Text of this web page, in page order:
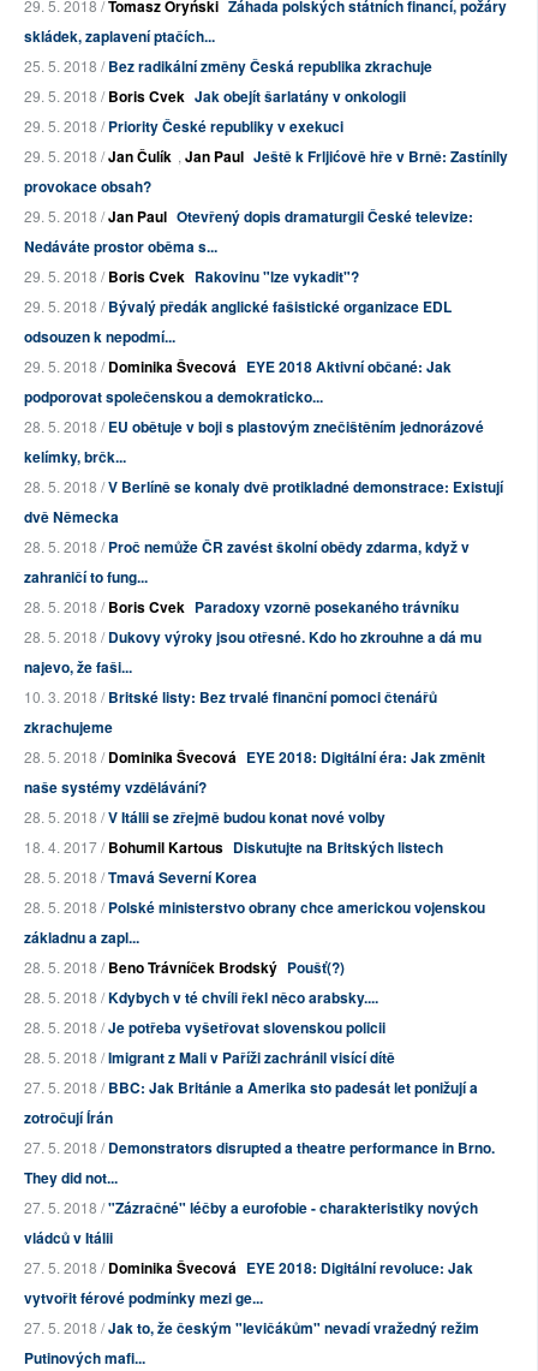
29. 5. 2018 /Tomasz Oryński Záhada polských státních financí, požáry
skládek, zaplavení ptačích...
25. 5. 2018 /Bez radikální změny Česká republika zkrachuje
29. 5. 2018 /Boris Cvek Jak obejít šarlatány v onkologii
29. 5. 2018 /Priority České republiky v exekuci
29. 5. 2018 /Jan Čulík , Jan Paul Ještě k Frljićově hře v Brně: Zastínily
provokace obsah?
29. 5. 2018 /Jan Paul Otevřený dopis dramaturgii České televize:
Nedáváte prostor oběma s...
29. 5. 2018 /Boris Cvek Rakovinu "lze vykadit"?
29. 5. 2018 /Bývalý předák anglické fašistické organizace EDL
odsouzen k nepodmí...
29. 5. 2018 /Dominika Švecová EYE 2018 Aktivní občané: Jak
podporovat společenskou a demokraticko...
28. 5. 2018 /EU obětuje v boji s plastovým znečištěním jednorázové
kelímky, brčk...
28. 5. 2018 /V Berlíně se konaly dvě protikladné demonstrace: Existují
dvě Německa
28. 5. 2018 /Proč nemůže ČR zavést školní obědy zdarma, když v
zahraničí to fung...
28. 5. 2018 /Boris Cvek Paradoxy vzorně posekaného trávníku
28. 5. 2018 /Dukovy výroky jsou otřesné. Kdo ho zkrouhne a dá mu
najevo, že faši...
10. 3. 2018 /Britské listy: Bez trvalé finanční pomoci čtenářů
zkrachujeme
28. 5. 2018 /Dominika Švecová EYE 2018: Digitální éra: Jak změnit
naše systémy vzdělávání?
28. 5. 2018 /V Itálii se zřejmě budou konat nové volby
18. 4. 2017 /Bohumil Kartous Diskutujte na Britských listech
28. 5. 2018 /Tmavá Severní Korea
28. 5. 2018 /Polské ministerstvo obrany chce americkou vojenskou
základnu a zapl...
28. 5. 2018 /Beno Trávníček Brodský Poušť(?)
28. 5. 2018 /Kdybych v té chvíli řekl něco arabsky....
28. 5. 2018 /Je potřeba vyšetřovat slovenskou policii
28. 5. 2018 /Imigrant z Mali v Paříži zachránil visící dítě
27. 5. 2018 /BBC: Jak Británie a Amerika sto padesát let ponižují a
zotročují Írán
27. 5. 2018 /Demonstrators disrupted a theatre performance in Brno.
They did not...
27. 5. 2018 /"Zázračné" léčby a eurofobie - charakteristiky nových
vládců v Itálii
27. 5. 2018 /Dominika Švecová EYE 2018: Digitální revoluce: Jak
vytvořit férové podmínky mezi ge...
27. 5. 2018 /Jak to, že českým "levičákům" nevadí vražedný režim
Putinových mafi...